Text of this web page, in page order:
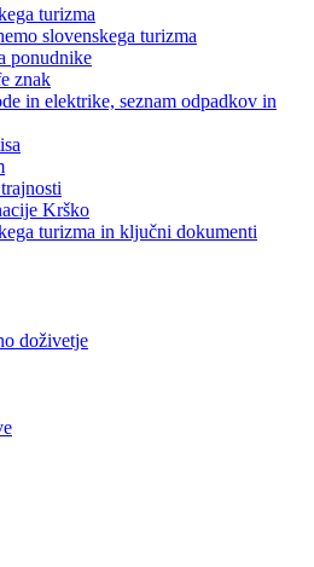
turizma
slovenskega turizma
ponudnike
znak
in elektrike, seznam odpadkov in
Krško
turizma in ključni dokumenti
doživetje